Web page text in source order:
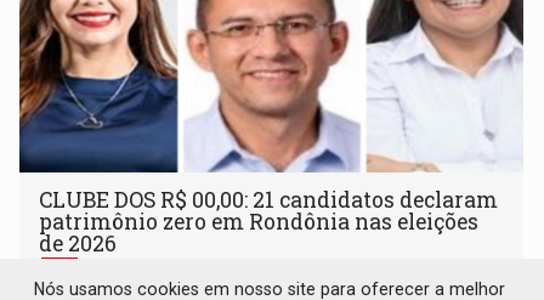
CLUBE DOS R$ 00,00: 21 candidatos declaram
patrimônio zero em Rondônia nas eleições
de 2026
Eleições 2026 06 de Agosto de 2026 às 14:45
Nós usamos cookies em nosso site para oferecer a melhor